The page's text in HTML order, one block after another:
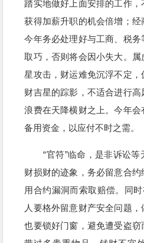
踏实地做好上面安排的工作，
获得加薪升职的机会倍增；经
今年务必处理好与工商、税
取巧，否则将会因小失大。
星攻击，财运难免沉浮不定
财吉星的踪影，不适合进行
浪费在天降横财之上。今年
备用资金，以应付不时之需。
“官符”临命，是非诉讼
财损财的迹象，务必留意合约
用合约漏洞而索取赔偿。同
人要格外留意财产安全问题
也要锁好门窗，避免遭受盗